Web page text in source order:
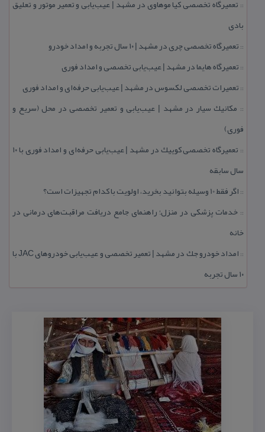
:: تعمیرگاه تخصصی كیا موهاوی در مشهد | عیب‌یابی و تعمیر موتور و تعلیق
بادی
:: تعمیرگاه تخصصی چری در مشهد | ۱۰ سال تجربه و امداد خودرو
:: تعمیرگاه هایما در مشهد | عیب‌یابی تخصصی و امداد فوری
:: تعمیرات تخصصی لكسوس در مشهد | عیب‌یابی حرفه‌ای و امداد فوری
:: مكانیك سیار در مشهد | عیب‌یابی و تعمیر تخصصی در محل (سریع و
فوری)
::
تعمیرگاه تخصصی كوییك در مشهد | عیب‌یابی حرفه‌ای و امداد فوری با ۱۰
سال سابقه
:: اگر فقط 10 وسیله بتوانید بخرید، اولویت با كدام تجهیزات است؟
:: خدمات پزشكی در منزل؛ راهنمای جامع دریافت مراقبت‌های درمانی در
خانه
::
امداد خودرو جك در مشهد | تعمیر تخصصی و عیب‌یابی خودروهای JAC با
۱۰ سال تجربه